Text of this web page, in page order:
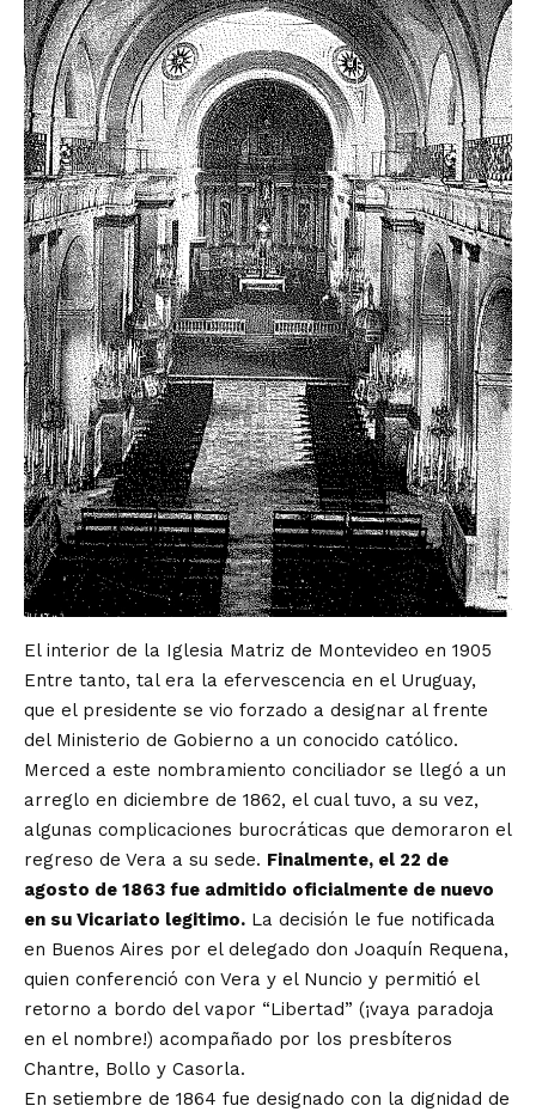
El interior de la Iglesia Matriz de Montevideo en 1905
Entre tanto, tal era la efervescencia en el Uruguay,
que el presidente se vio forzado a designar al frente
del Ministerio de Gobierno a un conocido católico.
Merced a este nombramiento conciliador se llegó a un
arreglo en diciembre de 1862, el cual tuvo, a su vez,
algunas complicaciones burocráticas que demoraron el
regreso de Vera a su sede. Finalmente, el 22 de
agosto de 1863 fue admitido oficialmente de nuevo
en su Vicariato legitimo. La decisión le fue notificada
en Buenos Aires por el delegado don Joaquín Requena,
quien conferenció con Vera y el Nuncio y permitió el
retorno a bordo del vapor “Libertad” (¡vaya paradoja
en el nombre!) acompañado por los presbíteros
Chantre, Bollo y Casorla.
En setiembre de 1864 fue designado con la dignidad de